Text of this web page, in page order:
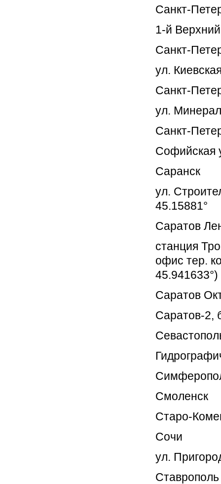
Санкт-
1-й
Санкт-
ул.
Санкт-
ул.
Санкт-
Софийская
Саранск
ул.
45.15881°
Саратов
станция
офис тер.
45.941633°)
Саратов
Саратов-2,
Смоленск
Старо-
Сочи
ул.
Ставрополь